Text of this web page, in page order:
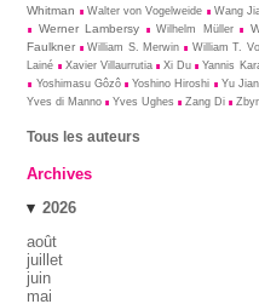
Whitman
Walter von Vogelweide Wang
Werner Lambersy Wilhelm Müller
Faulkner
William S. Merwin William T.
Lainé
Xavier Villaurrutia Xi Du Yannis
Yoshimasu Gôzô
Yoshino Hiroshi Yu Jian
Yves di Manno
Yves Ughes Zang Di
Tous les auteurs
Archives
2026
août
juillet
juin
mai